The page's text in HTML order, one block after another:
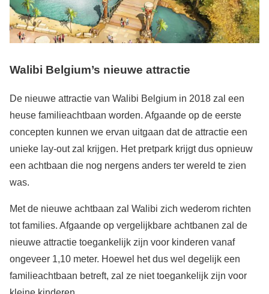
Walibi Belgium’s nieuwe attractie
De nieuwe attractie van Walibi Belgium in 2018 zal een
heuse familieachtbaan worden. Afgaande op de eerste
concepten kunnen we ervan uitgaan dat de attractie een
unieke lay-out zal krijgen. Het pretpark krijgt dus opnieuw
een achtbaan die nog nergens anders ter wereld te zien
was.
Met de nieuwe achtbaan zal Walibi zich wederom richten
tot families. Afgaande op vergelijkbare achtbanen zal de
nieuwe attractie toegankelijk zijn voor kinderen vanaf
ongeveer 1,10 meter. Hoewel het dus wel degelijk een
familieachtbaan betreft, zal ze niet toegankelijk zijn voor